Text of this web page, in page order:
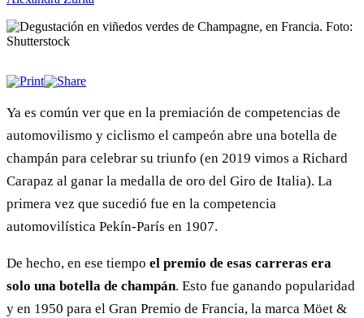
Ya es común ver que en la premiación de competencias de
automovilismo y ciclismo el campeón abre una botella de
champán para celebrar su triunfo (en 2019 vimos a Richard
Carapaz al ganar la medalla de oro del Giro de Italia). La
primera vez que sucedió fue en la competencia
automovilística Pekín-París en 1907.
De hecho, en ese tiempo el premio de esas carreras era
solo una botella de champán. Esto fue ganando popularidad
y en 1950 para el Gran Premio de Francia, la marca Möet &